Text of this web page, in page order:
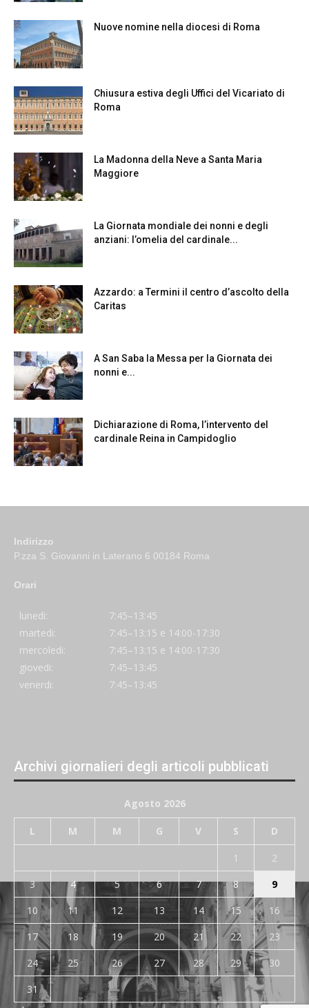
Nuove nomine nella diocesi di Roma
Chiusura estiva degli Uffici del Vicariato di
Roma
La Madonna della Neve a Santa Maria
Maggiore
La Giornata mondiale dei nonni e degli
anziani: l’omelia del cardinale...
Azzardo: a Termini il centro d’ascolto della
Caritas
A San Saba la Messa per la Giornata dei
nonni e...
Dichiarazione di Roma, l’intervento del
cardinale Reina in Campidoglio
Indirizzo
P.zza S. Giovanni in Laterano 6 00184 Roma
Orari
lunedi:
7:45–13:45
martedi:
7:45–13:15 e 14:00-17:30
mercoledi:
7:45–13:15 e 14:00-17:30
giovedi:
7:45–13:45
venerdi:
7:45–13:45
Archivi giornalieri degli articoli pubblicati
Agosto 2026
L M M G V S D
1
2
3
4 5 6 7 8
9
10
11 12 13 14 15
16
17
18 19 20 21 22
23
24
25 26 27 28 29
30
31